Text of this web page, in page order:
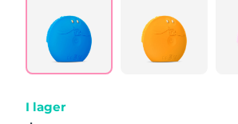
I lager